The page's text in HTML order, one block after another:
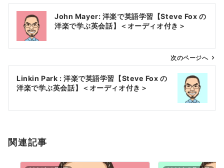
ン
John Mayer: 洋楽で英語学習【Steve Fox の
洋楽で学ぶ英会話】＜オーディオ付き＞
次のページへ
Linkin Park : 洋楽で英語学習【Steve Fox の
洋楽で学ぶ英会話】＜オーディオ付き＞
関連記事